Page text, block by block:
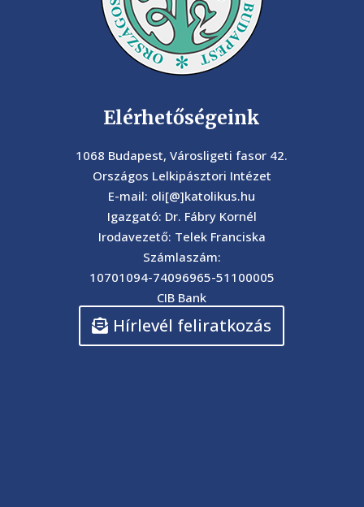
Elérhetőségeink
1068 Budapest, Városligeti fasor 42.
Országos Lelkipásztori Intézet
E-mail: oli[@]katolikus.hu
Igazgató: Dr. Fábry Kornél
Irodavezető: Telek Franciska
Számlaszám:
10701094-74096965-51100005
CIB Bank
Hírlevél feliratkozás